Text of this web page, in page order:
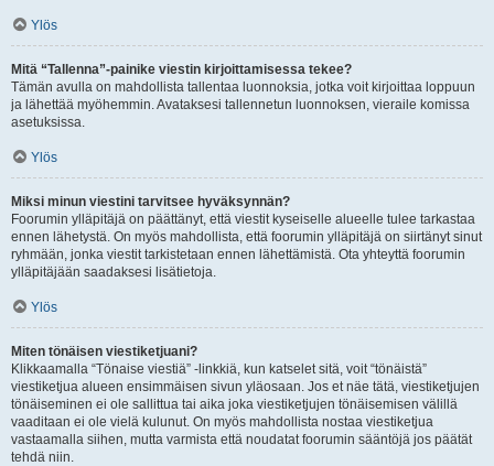
Ylös
Mitä “Tallenna”-painike viestin kirjoittamisessa tekee?
Tämän avulla on mahdollista tallentaa luonnoksia, jotka voit kirjoittaa loppuun
ja lähettää myöhemmin. Avataksesi tallennetun luonnoksen, vieraile komissa
asetuksissa.
Ylös
Miksi minun viestini tarvitsee hyväksynnän?
Foorumin ylläpitäjä on päättänyt, että viestit kyseiselle alueelle tulee tarkastaa
ennen lähetystä. On myös mahdollista, että foorumin ylläpitäjä on siirtänyt sinut
ryhmään, jonka viestit tarkistetaan ennen lähettämistä. Ota yhteyttä foorumin
ylläpitäjään saadaksesi lisätietoja.
Ylös
Miten tönäisen viestiketjuani?
Klikkaamalla “Tönaise viestiä” -linkkiä, kun katselet sitä, voit “tönäistä”
viestiketjua alueen ensimmäisen sivun yläosaan. Jos et näe tätä, viestiketjujen
tönäiseminen ei ole sallittua tai aika joka viestiketjujen tönäisemisen välillä
vaaditaan ei ole vielä kulunut. On myös mahdollista nostaa viestiketjua
vastaamalla siihen, mutta varmista että noudatat foorumin sääntöjä jos päätät
tehdä niin.